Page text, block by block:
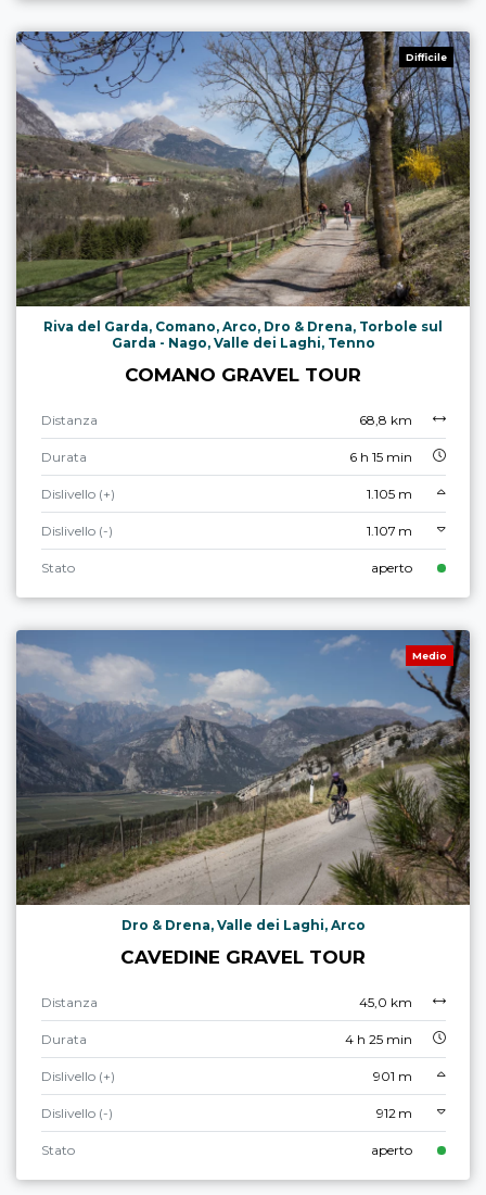
Difficile
Riva del Garda, Comano, Arco, Dro & Drena, Torbole sul
Garda - Nago, Valle dei Laghi, Tenno
COMANO GRAVEL TOUR
Distanza 68,8 km
Durata 6 h 15 min
Dislivello (+) 1.105 m
Dislivello (-) 1.107 m
Stato aperto
Medio
Dro & Drena, Valle dei Laghi, Arco
CAVEDINE GRAVEL TOUR
Distanza 45,0 km
Durata 4 h 25 min
Dislivello (+) 901 m
Dislivello (-) 912 m
Stato aperto